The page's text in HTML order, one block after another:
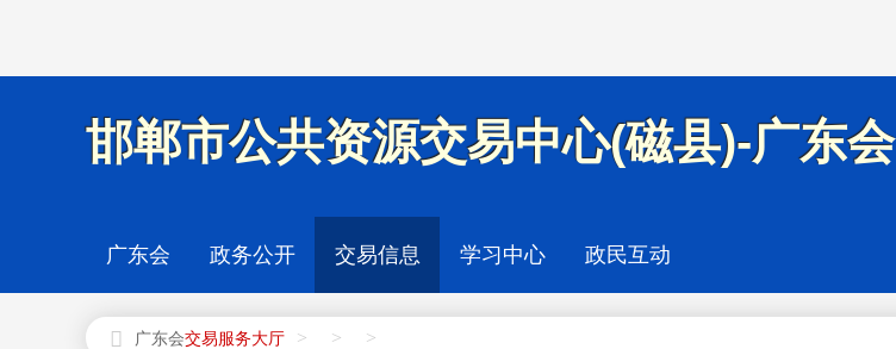
邯郸市公共资源交易中心(磁县)-广东会
广东会 政务公开 交易信息 学习中心 政民互动
广东会 > > >